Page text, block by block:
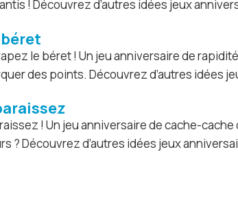
! Découvrez d’autres idées jeux
béret
le béret ! Un jeu anniversaire de
des points. Découvrez d’autres idées
! Un jeu anniversaire de cache-
? Découvrez d’autres idées jeux